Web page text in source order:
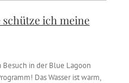
ich meine
Besuch in der Blue Lagoon
Das Wasser ist warm,